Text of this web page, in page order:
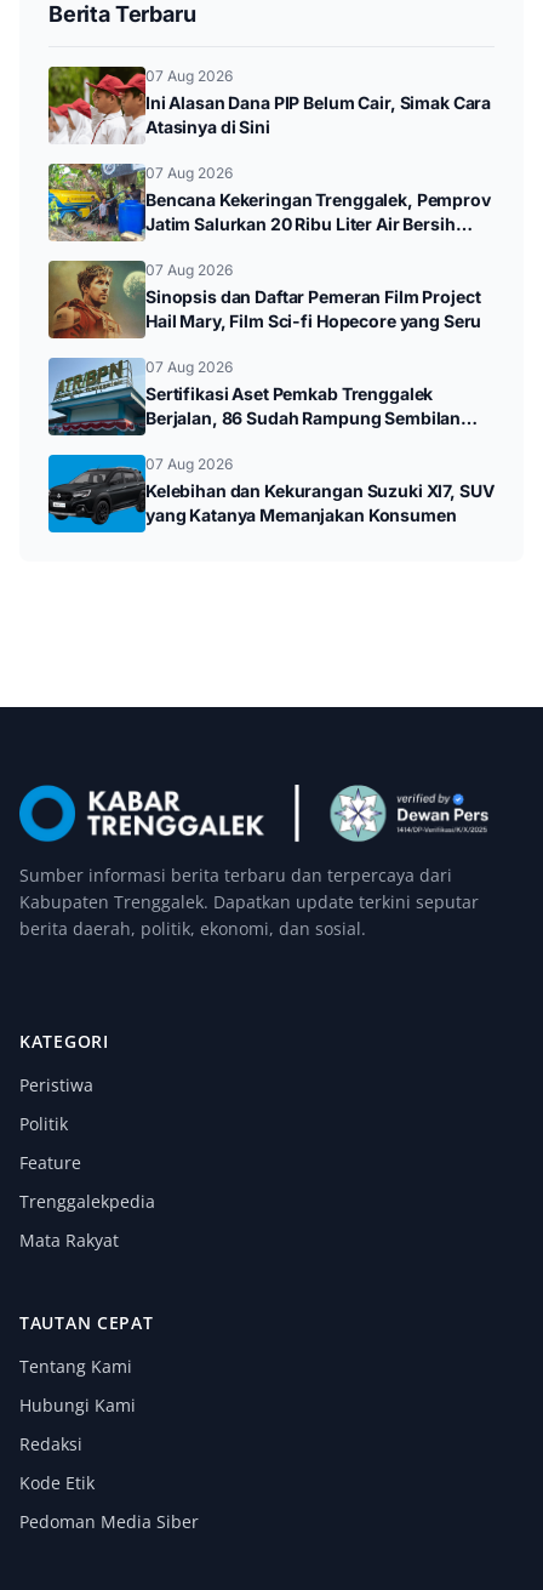
Berita Terbaru
07 Aug 2026
Ini Alasan Dana PIP Belum Cair, Simak Cara
Atasinya di Sini
07 Aug 2026
Bencana Kekeringan Trenggalek, Pemprov
Jatim Salurkan 20 Ribu Liter Air Bersih
07 Aug 2026
Sinopsis dan Daftar Pemeran Film Project
Hail Mary, Film Sci-fi Hopecore yang Seru
07 Aug 2026
Sertifikasi Aset Pemkab Trenggalek
Berjalan, 86 Sudah Rampung Sembilan
07 Aug 2026
Kelebihan dan Kekurangan Suzuki Xl7, SUV
yang Katanya Memanjakan Konsumen
Sumber informasi berita terbaru dan terpercaya dari
Kabupaten Trenggalek. Dapatkan update terkini seputar
berita daerah, politik, ekonomi, dan sosial.
KATEGORI
Peristiwa
Politik
Feature
Trenggalekpedia
Mata Rakyat
TAUTAN CEPAT
Tentang Kami
Hubungi Kami
Redaksi
Kode Etik
Pedoman Media Siber